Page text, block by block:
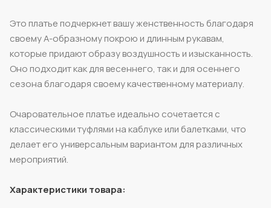
Это платье подчеркнет вашу женственность благодаря
своему A-образному покрою и длинным рукавам,
которые придают образу воздушность и изысканность.
Оно подходит как для весеннего, так и для осеннего
сезона благодаря своему качественному материалу.
Очаровательное платье идеально сочетается с
классическими туфлями на каблуке или балетками, что
делает его универсальным вариантом для различных
мероприятий.
Характеристики товара: